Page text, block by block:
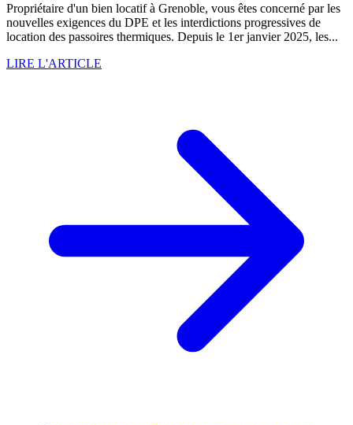
Propriétaire d'un bien locatif à Grenoble, vous êtes concerné par les
nouvelles exigences du DPE et les interdictions progressives de
location des passoires thermiques. Depuis le 1er janvier 2025, les...
LIRE L'ARTICLE